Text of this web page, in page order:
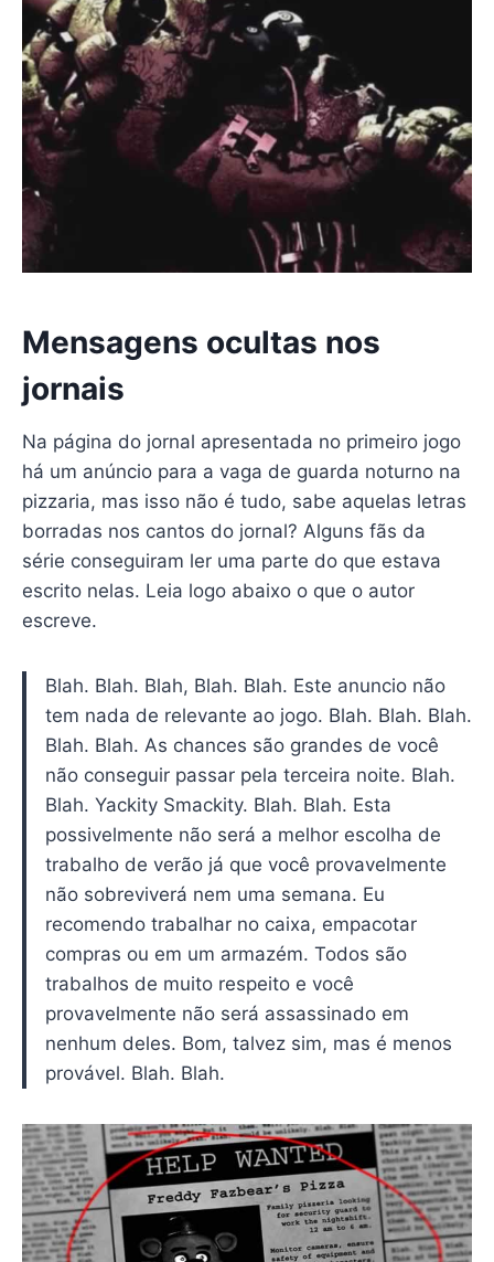
Mensagens ocultas nos
jornais
Na página do jornal apresentada no primeiro jogo
há um anúncio para a vaga de guarda noturno na
pizzaria, mas isso não é tudo, sabe aquelas letras
borradas nos cantos do jornal? Alguns fãs da
série conseguiram ler uma parte do que estava
escrito nelas. Leia logo abaixo o que o autor
escreve.
Blah. Blah. Blah, Blah. Blah. Este anuncio não
tem nada de relevante ao jogo. Blah. Blah. Blah.
Blah. Blah. As chances são grandes de você
não conseguir passar pela terceira noite. Blah.
Blah. Yackity Smackity. Blah. Blah. Esta
possivelmente não será a melhor escolha de
trabalho de verão já que você provavelmente
não sobreviverá nem uma semana. Eu
recomendo trabalhar no caixa, empacotar
compras ou em um armazém. Todos são
trabalhos de muito respeito e você
provavelmente não será assassinado em
nenhum deles. Bom, talvez sim, mas é menos
provável. Blah. Blah.